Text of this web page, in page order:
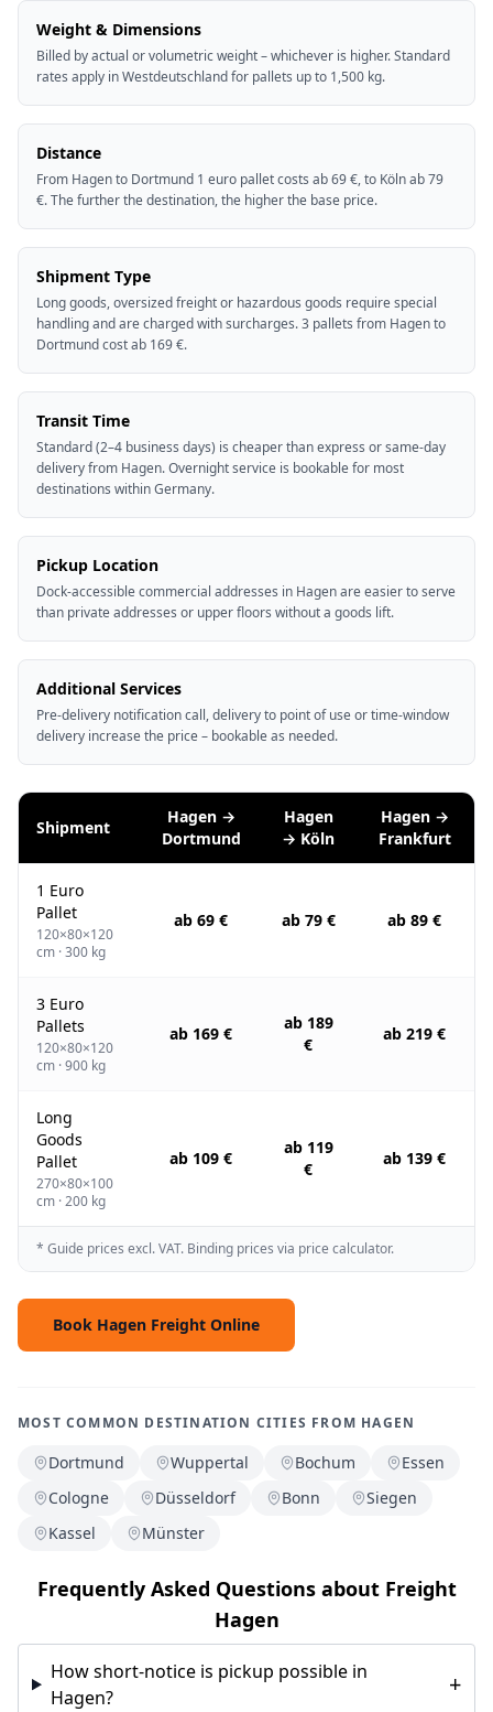
Weight & Dimensions
Billed by actual or volumetric weight – whichever is higher. Standard
rates apply in Westdeutschland for pallets up to 1,500 kg.
Distance
From Hagen to Dortmund 1 euro pallet costs ab 69 €, to Köln ab 79
€. The further the destination, the higher the base price.
Shipment Type
Long goods, oversized freight or hazardous goods require special
handling and are charged with surcharges. 3 pallets from Hagen to
Dortmund cost ab 169 €.
Transit Time
Standard (2–4 business days) is cheaper than express or same-day
delivery from Hagen. Overnight service is bookable for most
destinations within Germany.
Pickup Location
Dock-accessible commercial addresses in Hagen are easier to serve
than private addresses or upper floors without a goods lift.
Additional Services
Pre-delivery notification call, delivery to point of use or time-window
delivery increase the price – bookable as needed.
Shipment
Hagen →
Dortmund
Hagen
→ Köln
Hagen →
Frankfurt
1 Euro
Pallet
120×80×120
cm · 300 kg
ab 69 € ab 79 € ab 89 €
3 Euro
Pallets
120×80×120
cm · 900 kg
ab 169 €
ab 189
€
ab 219 €
Long
Goods
Pallet
270×80×100
cm · 200 kg
ab 109 €
ab 119
€
ab 139 €
* Guide prices excl. VAT. Binding prices via price calculator.
Book Hagen Freight Online
MOST COMMON DESTINATION CITIES FROM HAGEN
Dortmund Wuppertal Bochum
Essen
Cologne
Düsseldorf Bonn
Siegen
Kassel
Münster
Frequently Asked Questions about Freight
Hagen
How short-notice is pickup possible in
Hagen?
+